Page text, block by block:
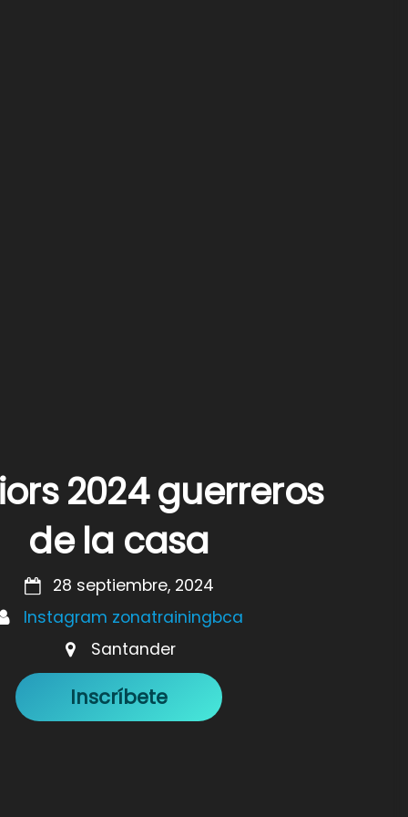
2024 guerreros
de la casa
28 septiembre, 2024
Instagram zonatrainingbca
Santander
Inscríbete